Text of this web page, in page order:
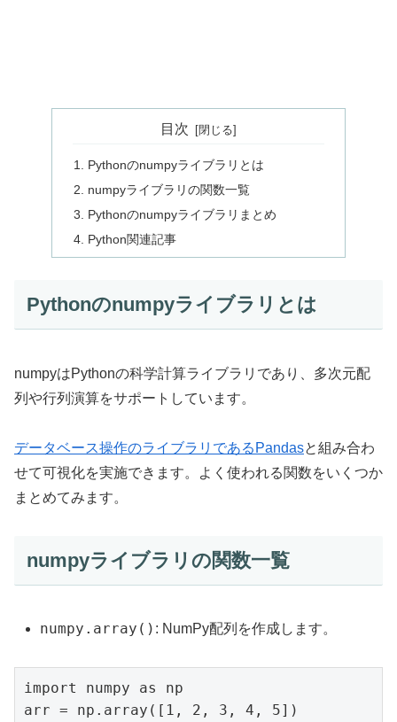
目次
Pythonのnumpyライブラリとは
numpyライブラリの関数一覧
Pythonのnumpyライブラリまとめ
Python関連記事
Pythonのnumpyライブラリとは
numpyはPythonの科学計算ライブラリであり、多次元配
列や行列演算をサポートしています。
データベース操作のライブラリであるPandasと組み合わ
せて可視化を実施できます。よく使われる関数をいくつか
まとめてみます。
numpyライブラリの関数一覧
numpy.array() : NumPy配列を作成します。
import numpy as np